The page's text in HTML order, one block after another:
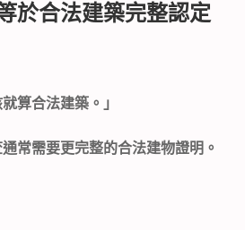
於合法建築完整認定
算合法建築。」
常需要更完整的合法建物證明。